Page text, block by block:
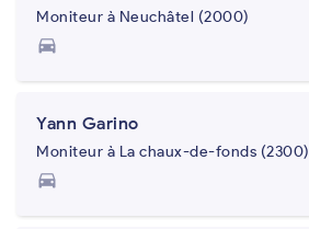
Moniteur à Neuchâtel (2000)
directions_car
Yann Garino
Moniteur à La chaux-de-fonds (2300)
directions_car